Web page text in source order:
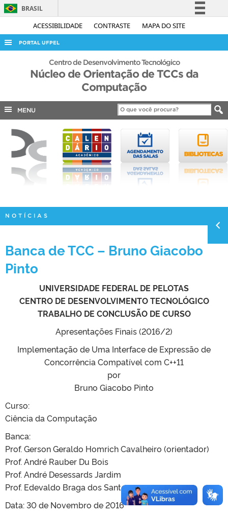
ACESSIBILIDADE CONTRASTE MAPA DO SITE
BRASIL
Simplifique!
Acesso à informação
Legislação
Canais
PORTAL UFPEL
ACESSO À INFORMAÇÃO
AUDITORIA
CONCURSOS
EDITAIS
INTERNACIONAL
OUVIDORIA
Centro de Desenvolvimento Tecnológico
Núcleo de Orientação de TCCs da
Computação
MENU
NOTÍCIAS
Banca de TCC – Bruno Giacobo
Pinto
UNIVERSIDADE FEDERAL DE PELOTAS
CENTRO DE DESENVOLVIMENTO TECNOLÓGICO
TRABALHO DE CONCLUSÃO DE CURSO
Apresentações Finais (2016/2)
Implementação de Uma Interface de Expressão de
Concorrência Compatível com C++11
por
Bruno Giacobo Pinto
Curso:
Ciência da Computação
Banca:
Prof. Gerson Geraldo Homrich Cavalheiro (orientador)
Prof. André Rauber Du Bois
Prof. André Desessards Jardim
Prof. Edevaldo Braga dos Santos
Data: 30 de Novembro de 2016